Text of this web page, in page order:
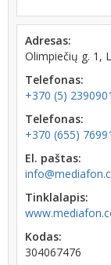
Adresas:
Olimpiečių g. 1,
Telefonas:
+370 (5) 2390901
Telefonas:
+370 (655) 76991
El. paštas:
Tinklalapis:
Kodas:
304067476